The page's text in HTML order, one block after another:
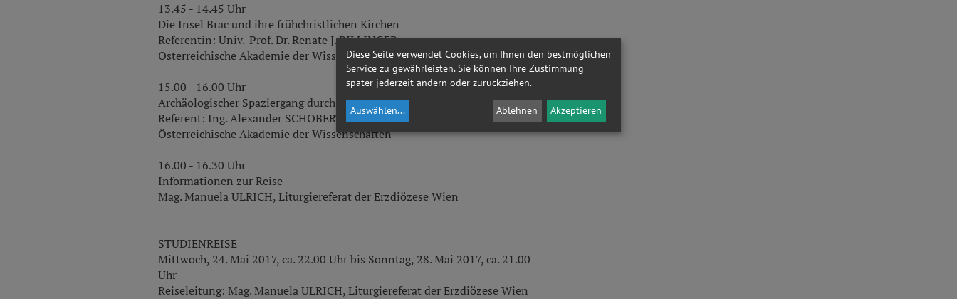
13.45 - 14.45 Uhr
Die Insel Brac und ihre frühchristlichen Kirchen
Referentin: Univ.-Prof. Dr. Renate J. PILLINGER
Österreichische Akademie der Wissenschaften
15.00 - 16.00 Uhr
Archäologischer Spaziergang durch Zadar
Referent: Ing. Alexander SCHOBERT, BA, MA
Österreichische Akademie der Wissenschaften
16.00 - 16.30 Uhr
Informationen zur Reise
Mag. Manuela ULRICH, Liturgiereferat der Erzdiözese Wien
STUDIENREISE
Mittwoch, 24. Mai 2017, ca. 22.00 Uhr bis Sonntag, 28. Mai 2017, ca. 21.00
Uhr
Reiseleitung: Mag. Manuela ULRICH, Liturgiereferat der Erzdiözese Wien
Diese Seite verwendet Cookies, um Ihnen den bestmöglichen
Service zu gewährleisten. Sie können Ihre Zustimmung
später jederzeit ändern oder zurückziehen.
Auswählen... Ablehnen Akzeptieren